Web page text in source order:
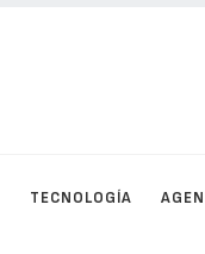
TECNOLOGÍA